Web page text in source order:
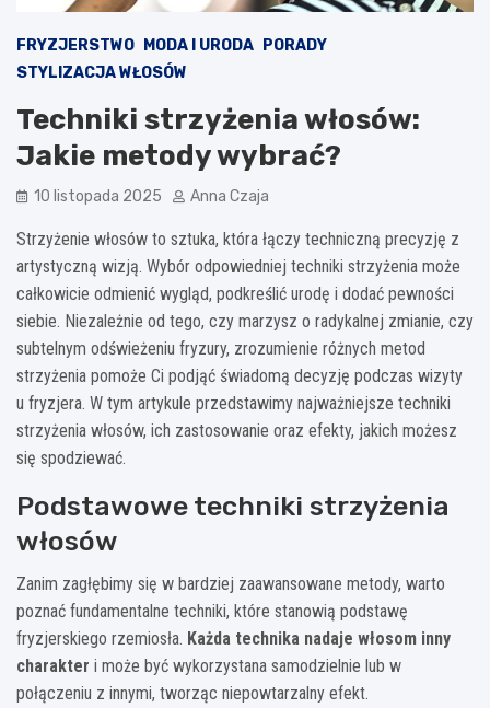
FRYZJERSTWO MODA I URODA
PORADY
STYLIZACJA WŁOSÓW
Techniki strzyżenia włosów:
Jakie metody wybrać?
10 listopada 2025 Anna Czaja
Strzyżenie włosów to sztuka, która łączy techniczną precyzję z
artystyczną wizją. Wybór odpowiedniej techniki strzyżenia może
całkowicie odmienić wygląd, podkreślić urodę i dodać pewności
siebie. Niezależnie od tego, czy marzysz o radykalnej zmianie, czy
subtelnym odświeżeniu fryzury, zrozumienie różnych metod
strzyżenia pomoże Ci podjąć świadomą decyzję podczas wizyty
u fryzjera. W tym artykule przedstawimy najważniejsze techniki
strzyżenia włosów, ich zastosowanie oraz efekty, jakich możesz
się spodziewać.
Podstawowe techniki strzyżenia
włosów
Zanim zagłębimy się w bardziej zaawansowane metody, warto
poznać fundamentalne techniki, które stanowią podstawę
fryzjerskiego rzemiosła. Każda technika nadaje włosom inny
charakter i może być wykorzystana samodzielnie lub w
połączeniu z innymi, tworząc niepowtarzalny efekt.